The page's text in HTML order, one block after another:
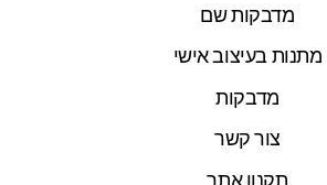
מדבקות שם
מתנות בעיצוב אישי
מדבקות
צור קשר
תקנון אתר